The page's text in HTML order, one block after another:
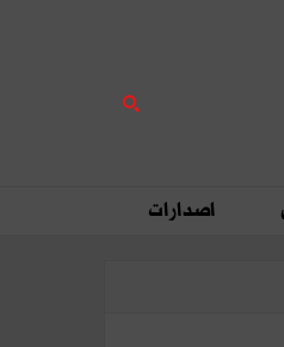
اصدارات